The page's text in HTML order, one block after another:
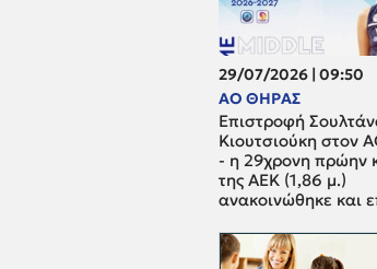
29/07/2026 | 09:50
ΑΟ ΘΗΡΑΣ
Επιστροφή
Κιουτσιούκη στον
- η 29χρονη πρώην
της ΑΕΚ (1,86 μ.)
ανακοινώθηκε και